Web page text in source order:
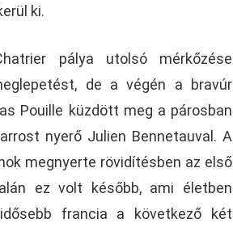
ki.
pálya utolsó mérkőzése
de a végén a bravúr
Pouille küzdött meg a párosban
nyerő Julien Bennetauval. A
megnyerte rövidítésben az első
ez volt később, ami életben
francia a következő két